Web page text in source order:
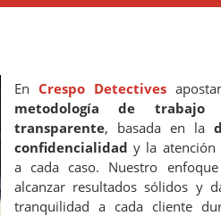
En Crespo Detectives
metodología de trabajo
transparente, basada en la
confidencialidad y la atención
a cada caso. Nuestro
alcanzar resultados sólidos y
tranquilidad a cada cliente